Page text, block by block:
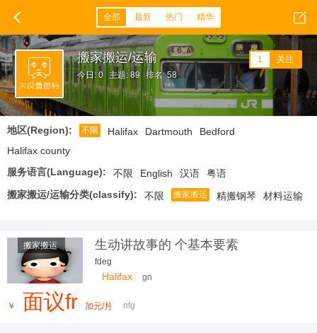
全部 最新 热门 精华
搬家搬运/运输
今日: 0 主题: 89 排名: 58
1 关注
地区(Region): 不限 Halifax Dartmouth
Bedford
Halifax county
服务语言(Language):
不限 English 汉语
粤语
搬家搬运/运输分类(classify):
不限 搬家搬运 精搬钢琴 材料运输
搬家搬运 生动讲故事的 个基本要素
fdeg
Halifax gn
￥ 面议fr 加元/月 nfg